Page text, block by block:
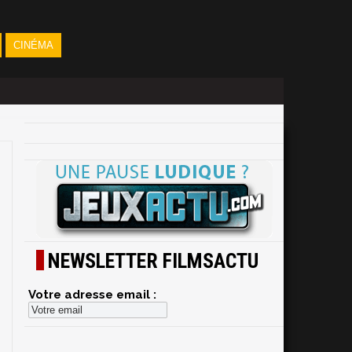
CINÉMA
NEWSLETTER FILMSACTU
Votre adresse email :